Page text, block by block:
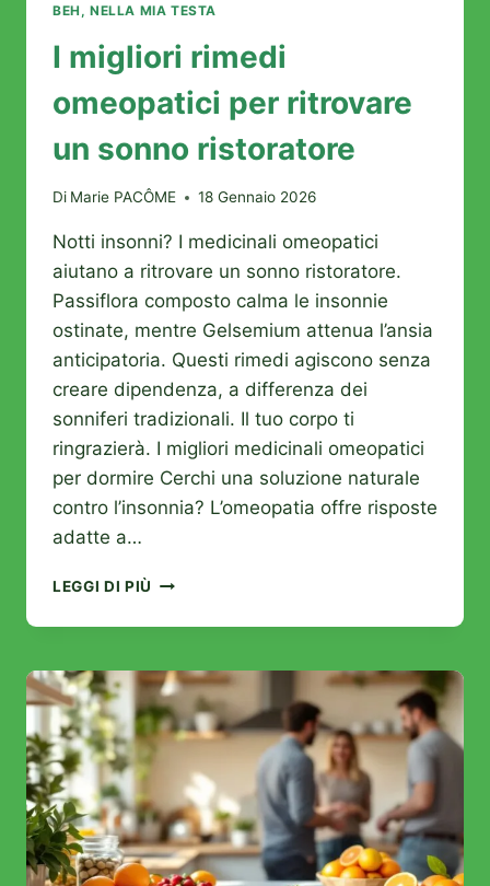
BEH, NELLA MIA TESTA
I migliori rimedi
omeopatici per ritrovare
un sonno ristoratore
Di Marie PACÔME 18 Gennaio 2026
Notti insonni? I medicinali omeopatici
aiutano a ritrovare un sonno ristoratore.
Passiflora composto calma le insonnie
ostinate, mentre Gelsemium attenua l’ansia
anticipatoria. Questi rimedi agiscono senza
creare dipendenza, a differenza dei
sonniferi tradizionali. Il tuo corpo ti
ringrazierà. I migliori medicinali omeopatici
per dormire Cerchi una soluzione naturale
contro l’insonnia? L’omeopatia offre risposte
adatte a…
LEGGI DI PIÙ
RIMEDI
PER
RITROVARE
UN
SONNO
RISTORATORE